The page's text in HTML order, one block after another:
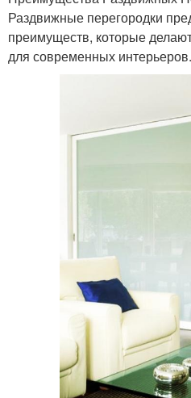
Раздвижные перегородки
преимуществ, которые
для современных интерьеров.